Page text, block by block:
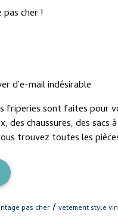
cher !
d'e-mail indésirable
friperies sont faites pour
des chaussures, des sacs
trouvez toutes les
pas cher / vetement style